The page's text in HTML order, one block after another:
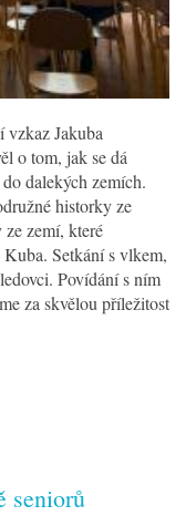
Jakuba
o tom, jak se dá
dalekých zemích.
historky ze
zemí, které
Setkání s vlkem,
Povídání s ním
za skvělou příležitost
seniorů